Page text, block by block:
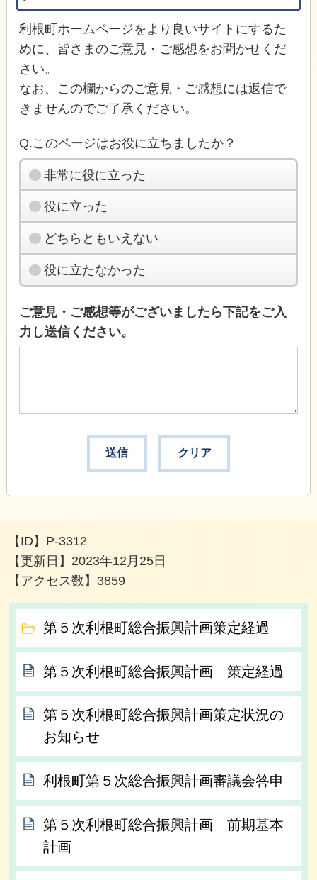
利根町ホームページをより良いサイトにするた
めに、皆さまのご意見・ご感想をお聞かせくだ
さい。
なお、この欄からのご意見・ご感想には返信で
きませんのでご了承ください。
Q.このページはお役に立ちましたか？
非常に役に立った
役に立った
どちらともいえない
役に立たなかった
ご意見・ご感想等がございましたら下記をご入
力し送信ください。
【ID】 P-3312
【更新日】 2023年12月25日
【アクセス数】 3859
第５次利根町総合振興計画策定経過
第５次利根町総合振興計画 策定経過
第５次利根町総合振興計画策定状況の
お知らせ
利根町第５次総合振興計画審議会答申
第５次利根町総合振興計画 前期基本
計画